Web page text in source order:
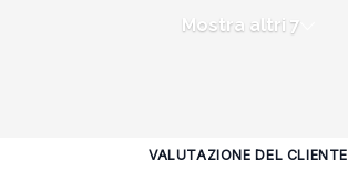
Mostra altri 7
VALUTAZIONE DEL CLIENTE